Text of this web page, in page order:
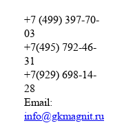
+7 (499) 397-70-
03
+7(495) 792-46-
31
+7(929) 698-14-
28
Email:
info@gkmagnit.ru